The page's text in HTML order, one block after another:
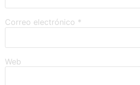
Correo electrónico *
Web